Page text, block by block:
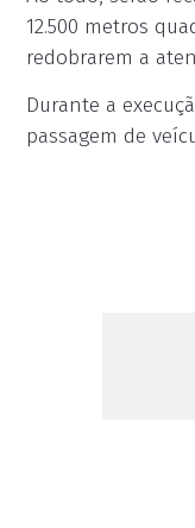
12.500 metros
redobrarem a
Durante a
passagem de